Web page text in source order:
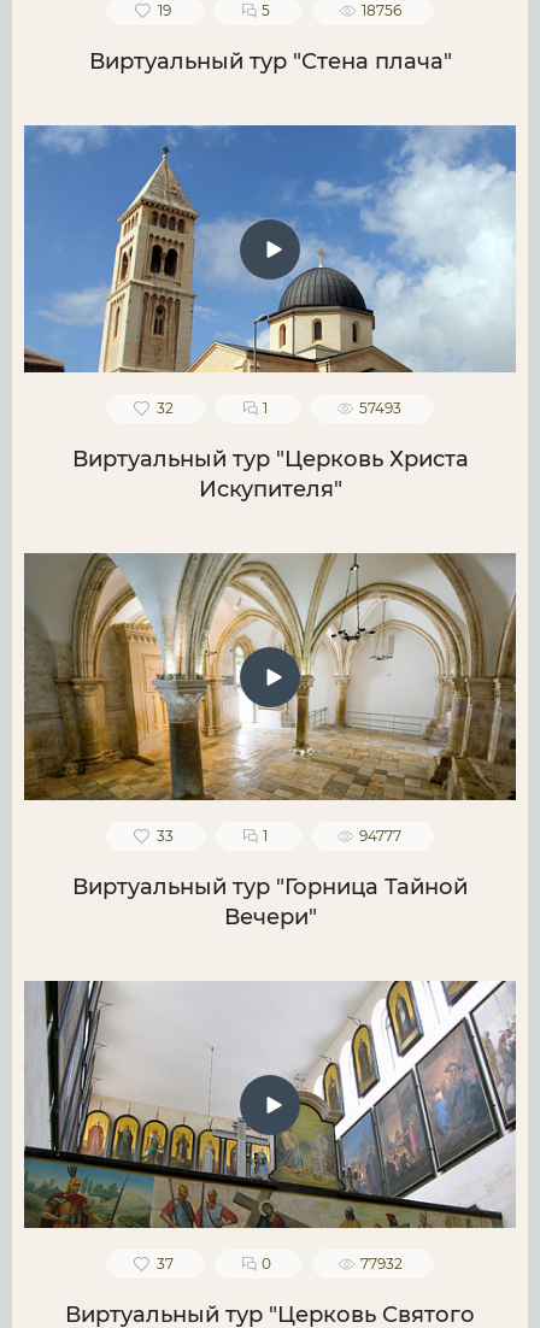
19 5 18756
Виртуальный тур "Стена плача"
32 1 57493
Виртуальный тур "Церковь Христа
Искупителя"
33 1 94777
Виртуальный тур "Горница Тайной
Вечери"
37 0 77932
Виртуальный тур "Церковь Святого